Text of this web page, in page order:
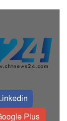
Plus